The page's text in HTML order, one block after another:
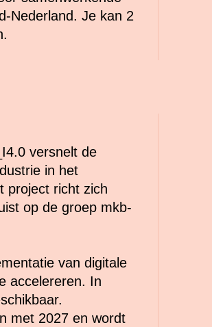
Nederland. Je kan 2
versnelt de
in het
project richt zich
op de groep mkb-
van digitale
accelereren. In
met 2027 en wordt